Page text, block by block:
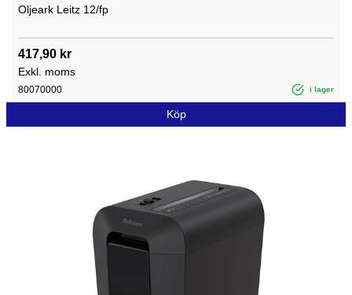
Oljeark Leitz 12/fp
417,90 kr
Exkl. moms
80070000 i lager
Köp